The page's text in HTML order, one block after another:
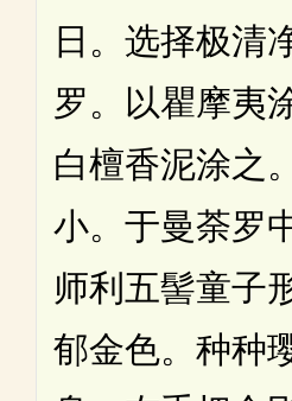
日。选择极清
罗。以瞿摩夷
白檀香泥涂之
小。于曼荼罗
师利五髻童子
郁金色。种种